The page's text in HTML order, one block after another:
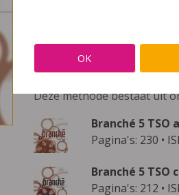
Uitgeverij
Deze methode bestaat uit
Branché 5 TSO
Pagina's: 230 •
Branché 5 TSO
Pagina's: 212 •
OK